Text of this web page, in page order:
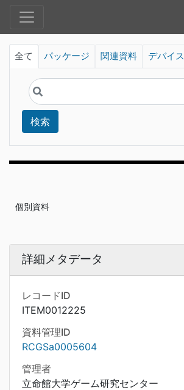
全て パッケージ 関連資料 デバイス
検索
個別資料
詳細メタデータ
レコードID
ITEM0012225
資料管理ID
RCGSa0005604
管理者
立命館大学ゲーム研究センター